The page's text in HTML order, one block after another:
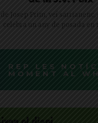
de Josep Prim, veí
celebra un any de posada en
REP LES
MOMENT AL